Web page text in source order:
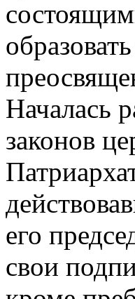
Началась
законов
его
свои